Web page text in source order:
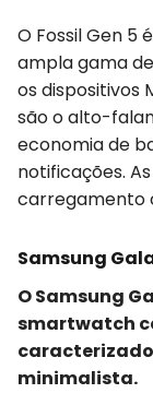
O Fossil Gen
ampla gama
os dispositivos
são o alto-
economia de
notificações.
carregamento
Samsung
O Samsung
smartwatch
minimalista.